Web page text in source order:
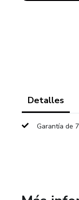
Detalles
Garantía de